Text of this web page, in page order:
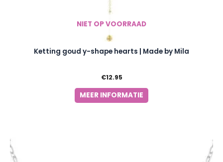
NIET OP VOORRAAD
Ketting goud y-shape hearts | Made by Mila
€12.95
MEER INFORMATIE